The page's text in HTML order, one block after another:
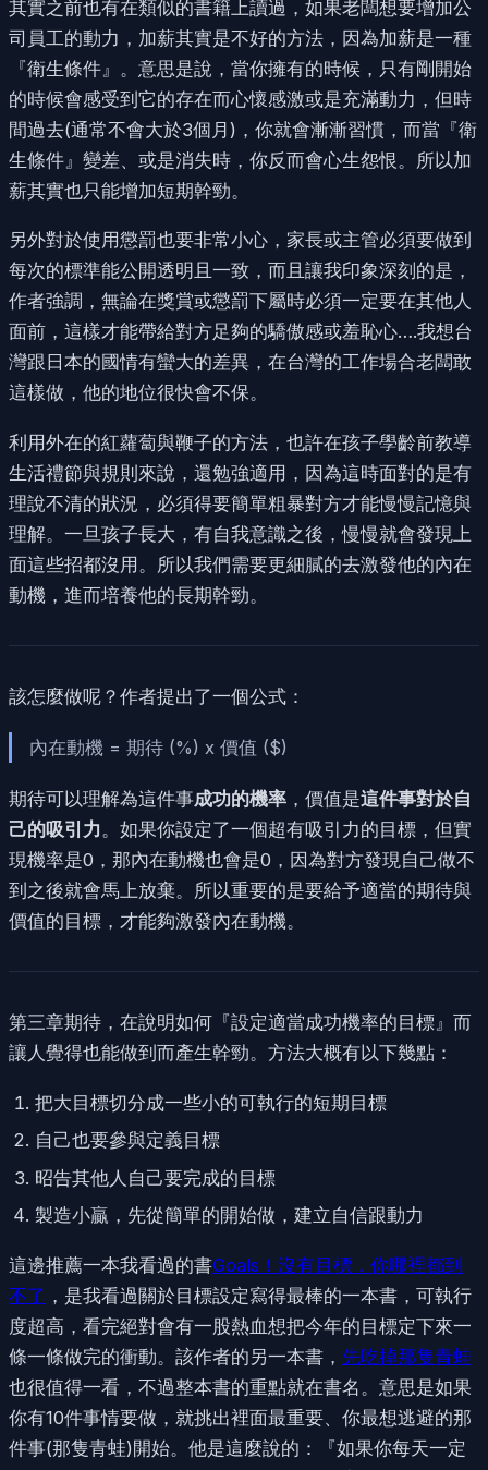
其實之前也有在類似的書籍上讀過，如果老闆想要增加公
司員工的動力，加薪其實是不好的方法，因為加薪是一種
『衛生條件』。意思是說，當你擁有的時候，只有剛開始
的時候會感受到它的存在而心懷感激或是充滿動力，但時
間過去(通常不會大於3個月)，你就會漸漸習慣，而當『衛
生條件』變差、或是消失時，你反而會心生怨恨。所以加
薪其實也只能增加短期幹勁。
另外對於使用懲罰也要非常小心，家長或主管必須要做到
每次的標準能公開透明且一致，而且讓我印象深刻的是，
作者強調，無論在獎賞或懲罰下屬時必須一定要在其他人
面前，這樣才能帶給對方足夠的驕傲感或羞恥心….我想台
灣跟日本的國情有蠻大的差異，在台灣的工作場合老闆敢
這樣做，他的地位很快會不保。
利用外在的紅蘿蔔與鞭子的方法，也許在孩子學齡前教導
生活禮節與規則來說，還勉強適用，因為這時面對的是有
理說不清的狀況，必須得要簡單粗暴對方才能慢慢記憶與
理解。一旦孩子長大，有自我意識之後，慢慢就會發現上
面這些招都沒用。所以我們需要更細膩的去激發他的內在
動機，進而培養他的長期幹勁。
該怎麼做呢？作者提出了一個公式：
內在動機 = 期待 (%) x 價值 ($)
期待可以理解為這件事成功的機率 ，價值是這件事對於自
己的吸引力。如果你設定了一個超有吸引力的目標，但實
現機率是0，那內在動機也會是0，因為對方發現自己做不
到之後就會馬上放棄。所以重要的是要給予適當的期待與
價值的目標，才能夠激發內在動機。
第三章期待，在說明如何『設定適當成功機率的目標』而
讓人覺得也能做到而產生幹勁。方法大概有以下幾點：
把大目標切分成一些小的可執行的短期目標
自己也要參與定義目標
昭告其他人自己要完成的目標
製造小贏，先從簡單的開始做，建立自信跟動力
這邊推薦一本我看過的書Goals！沒有目標，你哪裡都到
不了 ，是我看過關於目標設定寫得最棒的一本書，可執行
度超高，看完絕對會有一股熱血想把今年的目標定下來一
條一條做完的衝動。該作者的另一本書， 先吃掉那隻青蛙
也很值得一看，不過整本書的重點就在書名。意思是如果
你有10件事情要做，就挑出裡面最重要、你最想逃避的那
件事(那隻青蛙)開始。他是這麼說的：『如果你每天一定